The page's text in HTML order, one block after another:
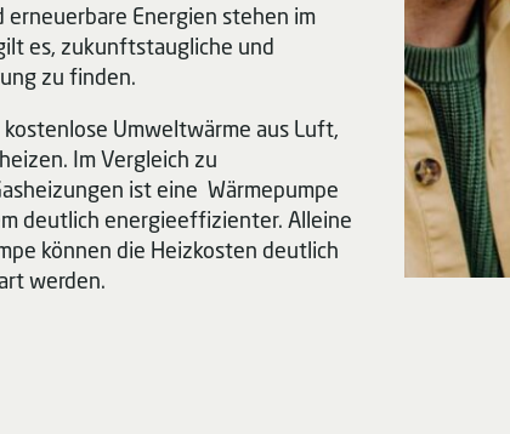
Energien stehen im
es, zukunftstaugliche und
zu finden.
Umweltwärme aus Luft,
Im Vergleich zu
ist eine Wärmepumpe
deutlich energieeffizienter. Alleine
können die Heizkosten deutlich
werden.